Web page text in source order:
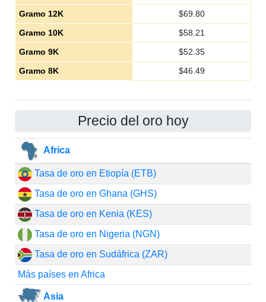
Gramo 12K
$69.80
Gramo 10K
$58.21
Gramo 9K
$52.35
Gramo 8K
$46.49
Precio del oro hoy
Africa
Tasa de oro en Etiopía (ETB)
Tasa de oro en Ghana (GHS)
Tasa de oro en Kenia (KES)
Tasa de oro en Nigeria (NGN)
Tasa de oro en Sudáfrica (ZAR)
Más países en Africa
Asia